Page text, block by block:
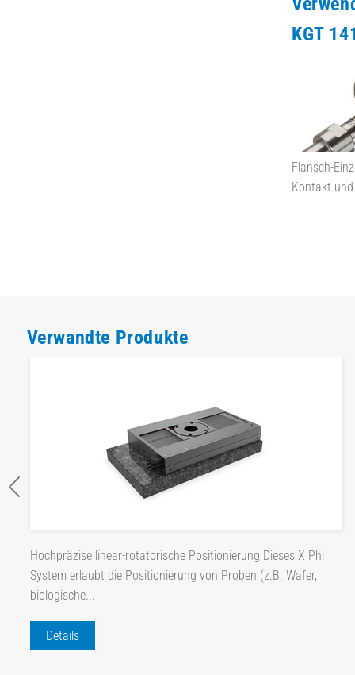
KGT
Flansch-
Kontakt
Verwandte Produkte
Hochpräzise linear-rotatorische Positionierung Dieses X Phi
System erlaubt die Positionierung von Proben (z.B. Wafer,
biologische...
Details